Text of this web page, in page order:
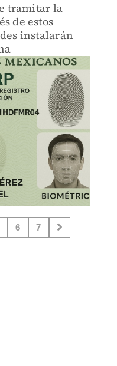
tramitar la
de estos
instalarán
6 7